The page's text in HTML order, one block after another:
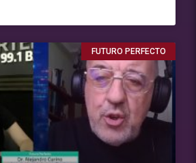
FUTURO PERFECTO